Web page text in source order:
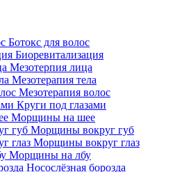
Ботокс для волос
Биоревитализация
Мезотерпия лица
Мезотерапия тела
Мезотерапия волос
Круги под глазами
Морщины на шее
Морщины вокруг губ
Морщины вокруг глаз
Морщины на лбу
Носослёзная борозда